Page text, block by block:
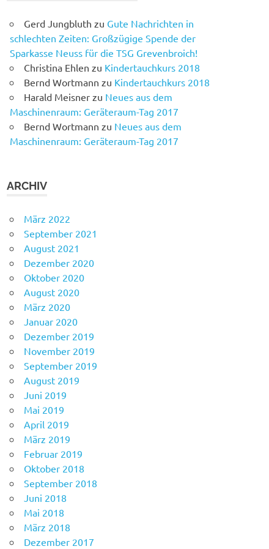
Gerd Jungbluth zu Gute Nachrichten in
schlechten Zeiten: Großzügige Spende der
Sparkasse Neuss für die TSG Grevenbroich!
Christina Ehlen zu Kindertauchkurs 2018
Bernd Wortmann zu Kindertauchkurs 2018
Harald Meisner zu Neues aus dem
Maschinenraum: Geräteraum-Tag 2017
Bernd Wortmann zu Neues aus dem
Maschinenraum: Geräteraum-Tag 2017
ARCHIV
März 2022
September 2021
August 2021
Dezember 2020
Oktober 2020
August 2020
März 2020
Januar 2020
Dezember 2019
November 2019
September 2019
August 2019
Juni 2019
Mai 2019
April 2019
März 2019
Februar 2019
Oktober 2018
September 2018
Juni 2018
Mai 2018
März 2018
Dezember 2017